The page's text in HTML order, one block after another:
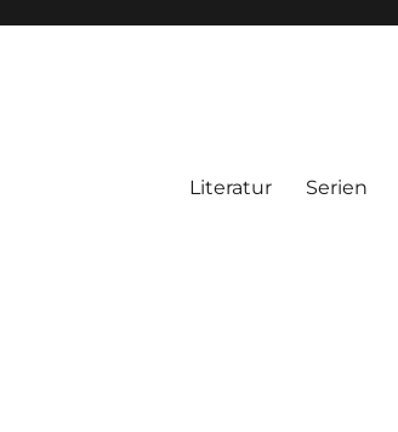
Literatur Serien